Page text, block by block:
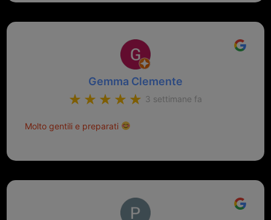
Gemma Clemente
3 settimane fa
Molto gentili e preparati